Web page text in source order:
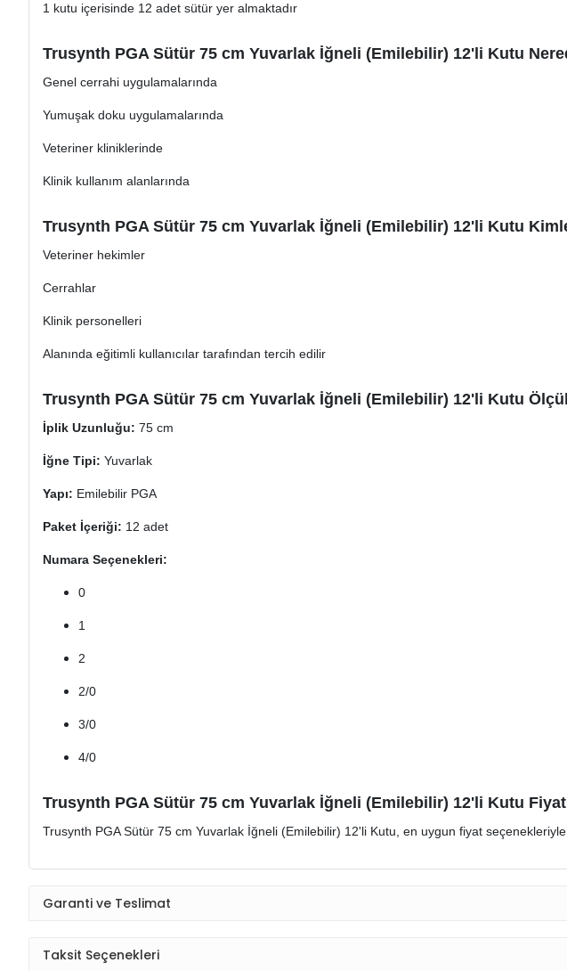
1 kutu içerisinde 12 adet sütür yer almaktadır
Trusynth PGA Sütür 75 cm Yuvarlak İğneli (Emilebilir) 12'li Kutu
Genel cerrahi uygulamalarında
Yumuşak doku uygulamalarında
Veteriner kliniklerinde
Klinik kullanım alanlarında
Trusynth PGA Sütür 75 cm Yuvarlak İğneli (Emilebilir) 12'li Kutu
Veteriner hekimler
Cerrahlar
Klinik personelleri
Alanında eğitimli kullanıcılar tarafından tercih edilir
Trusynth PGA Sütür 75 cm Yuvarlak İğneli (Emilebilir) 12'li Kutu
İplik Uzunluğu: 75 cm
İğne Tipi: Yuvarlak
Yapı: Emilebilir PGA
Paket İçeriği: 12 adet
Numara Seçenekleri:
0
1
2
2/0
3/0
4/0
Trusynth PGA Sütür 75 cm Yuvarlak İğneli (Emilebilir) 12'li Kutu
Trusynth PGA Sütür 75 cm Yuvarlak İğneli (Emilebilir) 12'li Kutu, en uygun fiyat seçenekleriyle
Garanti ve Teslimat
Taksit Seçenekleri